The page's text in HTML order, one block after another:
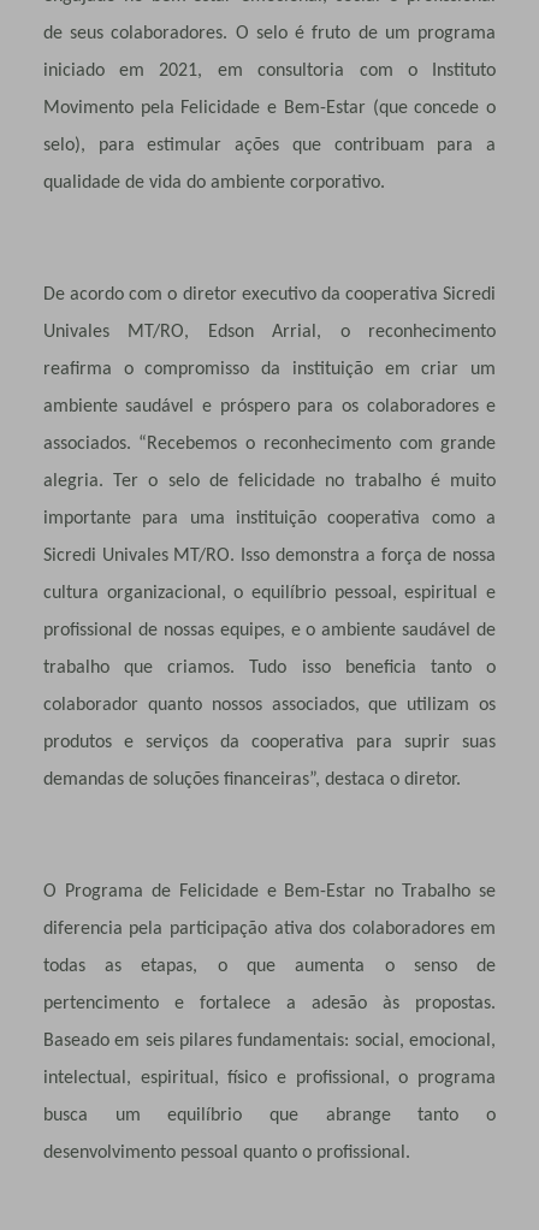
de seus colaboradores. O selo é fruto de um programa
iniciado em 2021, em consultoria com o Instituto
Movimento pela Felicidade e Bem-Estar (que concede o
selo), para estimular ações que contribuam para a
qualidade de vida do ambiente corporativo.
De acordo com o diretor executivo da cooperativa Sicredi
Univales MT/RO, Edson Arrial, o reconhecimento
reafirma o compromisso da instituição em criar um
ambiente saudável e próspero para os colaboradores e
associados. “Recebemos o reconhecimento com grande
alegria. Ter o selo de felicidade no trabalho é muito
importante para uma instituição cooperativa como a
Sicredi Univales MT/RO. Isso demonstra a força de nossa
cultura organizacional, o equilíbrio pessoal, espiritual e
profissional de nossas equipes, e o ambiente saudável de
trabalho que criamos. Tudo isso beneficia tanto o
colaborador quanto nossos associados, que utilizam os
produtos e serviços da cooperativa para suprir suas
demandas de soluções financeiras”, destaca o diretor.
O Programa de Felicidade e Bem-Estar no Trabalho se
diferencia pela participação ativa dos colaboradores em
todas as etapas, o que aumenta o senso de
pertencimento e fortalece a adesão às propostas.
Baseado em seis pilares fundamentais: social, emocional,
intelectual, espiritual, físico e profissional, o programa
busca um equilíbrio que abrange tanto o
desenvolvimento pessoal quanto o profissional.